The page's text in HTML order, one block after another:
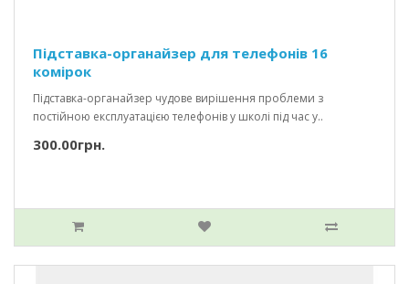
Підставка-органайзер для телефонів 16
комірок
Підставка-органайзер чудове вирішення проблеми з
постійною експлуатацією телефонів у школі під час у..
300.00грн.